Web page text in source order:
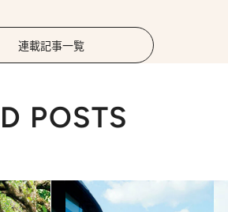
連載記事一覧
POSTS